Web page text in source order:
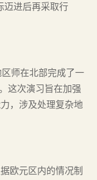
迈进后再采取行
师在北部完成了一
这次演习旨在加强
，涉及处理复杂地
欧元区内的情况制